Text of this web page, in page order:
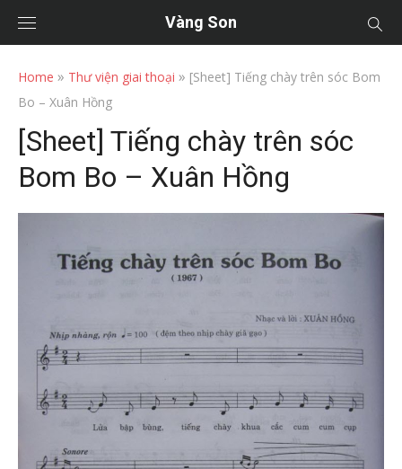
Vàng Son
Home » Thư viện giai thoại » [Sheet] Tiếng chày trên sóc Bom
Bo – Xuân Hồng
[Sheet] Tiếng chày trên sóc
Bom Bo – Xuân Hồng